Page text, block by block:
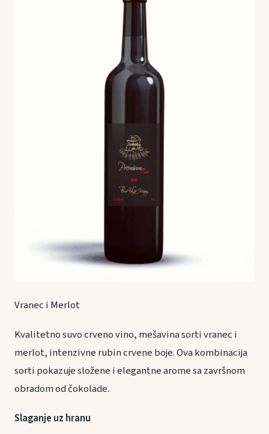
Vranec i Merlot
Kvalitetno suvo crveno vino, mešavina sorti vranec i
merlot, intenzivne rubin crvene boje. Ova kombinacija
sorti pokazuje složene i elegantne arome sa završnom
obradom od čokolade.
Slaganje uz hranu